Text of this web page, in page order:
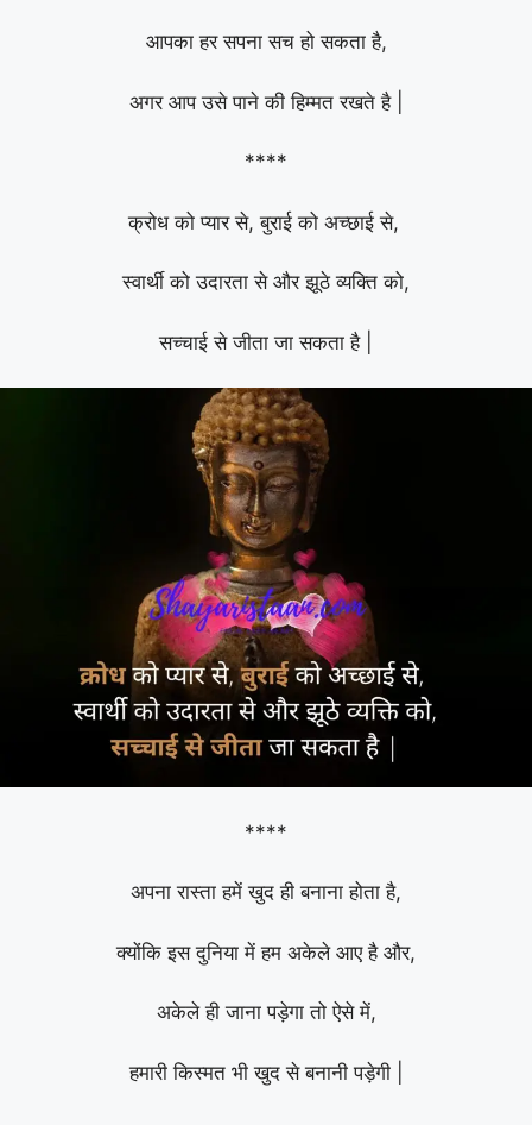
आपका हर सपना सच हो सकता है,
अगर आप उसे पाने की हिम्मत रखते है |
****
क्रोध को प्यार से, बुराई को अच्छाई से,
स्वार्थी को उदारता से और झूठे व्यक्ति को,
सच्चाई से जीता जा सकता है |
****
अपना रास्ता हमें खुद ही बनाना होता है,
क्योंकि इस दुनिया में हम अकेले आए है और,
अकेले ही जाना पड़ेगा तो ऐसे में,
हमारी किस्मत भी खुद से बनानी पड़ेगी |